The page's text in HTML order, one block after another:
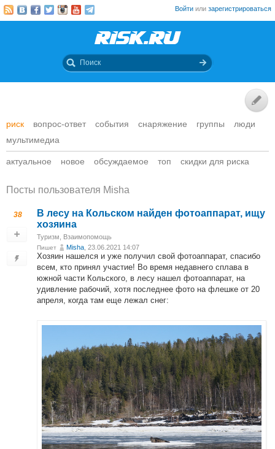
Войти или зарегистрироваться
риск вопрос-ответ события снаряжение группы
люди
мультимедиа
актуальное новое обсуждаемое топ скидки для риска
Посты пользователя Misha
38
В лесу на Кольском найден фотоаппарат, ищу
хозяина
Туризм Взаимопомощь
Пишет Misha , 23.06.2021 14:07
Хозяин нашелся и уже получил свой фотоаппарат, спасибо
всем, кто принял участие! Во время недавнего сплава в
южной части Кольского, в лесу нашел фотоаппарат, на
удивление рабочий, хотя последнее фото на флешке от 20
апреля, когда там еще лежал снег: